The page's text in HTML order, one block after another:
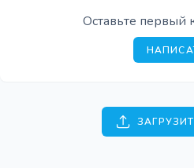
Оставьте первый